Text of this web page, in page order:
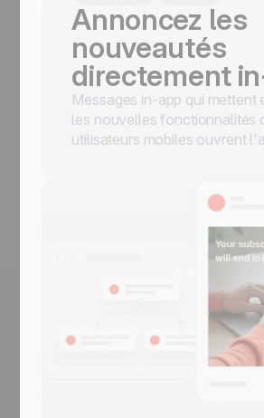
Annoncez les
nouveautés
directement
Messages in-app qui mettent
les nouvelles fonctionnalités
utilisateurs mobiles ouvrent